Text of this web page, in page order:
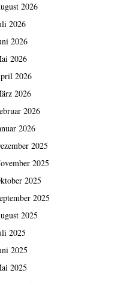
2026
2026
2026
2026
2026
2026
2026
2026
2025
2025
2025
2025
2025
2025
2025
2025